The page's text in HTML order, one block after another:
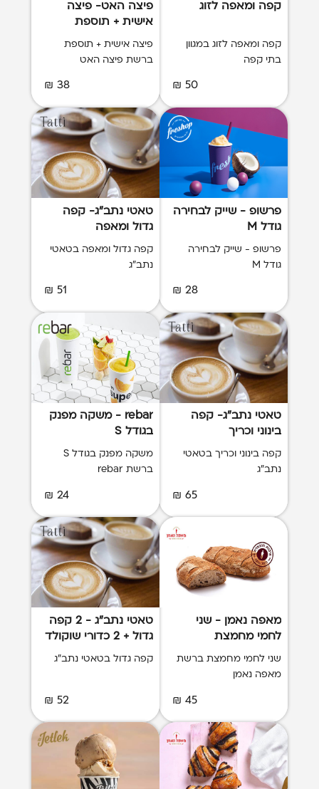
קפה ומאפה לזוג
קפה ומאפה לזוג במגוון
בתי קפה
50 ₪
פיצה האט- פיצה
אישית + תוספת
פיצה אישית + תוספת
ברשת פיצה האט
38 ₪
פרשופ - שייק לבחירה
גודל M
פרשופ - שייק לבחירה
גודל M
28 ₪
טאטי נתב"ג- קפה
גדול ומאפה
קפה גדול ומאפה בטאטי
נתב"ג
51 ₪
טאטי נתב"ג- קפה
בינוני וכריך
קפה בינוני וכריך בטאטי
נתב"ג
65 ₪
rebar - משקה מפנק
בגודל S
משקה מפנק בגודל S
ברשת rebar
24 ₪
מאפה נאמן - שני
לחמי מחמצת
שני לחמי מחמצת ברשת
מאפה נאמן
45 ₪
טאטי נתב"ג - 2 קפה
גדול + 2 כדורי שוקולד
קפה גדול בטאטי נתב"ג
52 ₪